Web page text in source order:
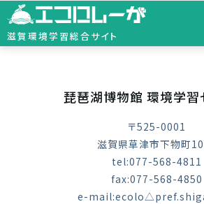
滋賀環境学習総合サイト
琵琶湖博物館 環境学習
〒525-0001
滋賀県草津市下物町
tel:077-568-4811
fax:077-568-4850
e-